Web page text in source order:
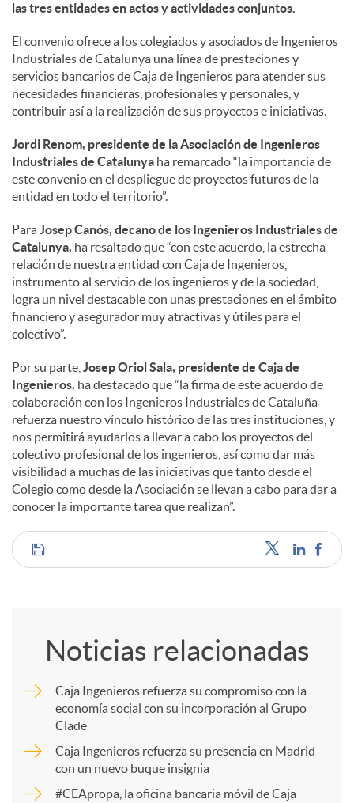
c
i
a
l
e
s
las tres entidades en actos y actividades conjuntos.
El convenio ofrece a los colegiados y asociados de Ingenieros
Industriales de Catalunya una línea de prestaciones y
servicios bancarios de Caja de Ingenieros para atender sus
necesidades financieras, profesionales y personales, y
contribuir así a la realización de sus proyectos e iniciativas.
Jordi Renom, presidente de la Asociación de Ingenieros
Industriales de Catalunya ha remarcado “la importancia de
este convenio en el despliegue de proyectos futuros de la
entidad en todo el territorio”.
ParaJosep Canós, decano de los Ingenieros Industriales de
Catalunya, ha resaltado que “con este acuerdo, la estrecha
relación de nuestra entidad con Caja de Ingenieros,
instrumento al servicio de los ingenieros y de la sociedad,
logra un nivel destacable con unas prestaciones en el ámbito
financiero y asegurador muy atractivas y útiles para el
colectivo”.
Por su parte, Josep Oriol Sala, presidente de Caja de
Ingenieros, ha destacado que “la firma de este acuerdo de
colaboración con los Ingenieros Industriales de Cataluña
refuerza nuestro vínculo histórico de las tres instituciones, y
nos permitirá ayudarlos a llevar a cabo los proyectos del
colectivo profesional de los ingenieros, así como dar más
visibilidad a muchas de las iniciativas que tanto desde el
Colegio como desde la Asociación se llevan a cabo para dar a
conocer la importante tarea que realizan”.
C
m
Noticias relacionadas
Caja Ingenieros refuerza su compromiso con la
economía social con su incorporación al Grupo
Clade
Caja Ingenieros refuerza su presencia en Madrid
con un nuevo buque insignia
#CEApropa, la oficina bancaria móvil de Caja